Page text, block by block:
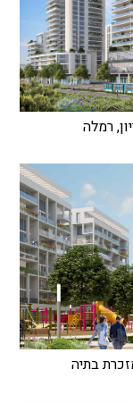
רמלה
בתיה